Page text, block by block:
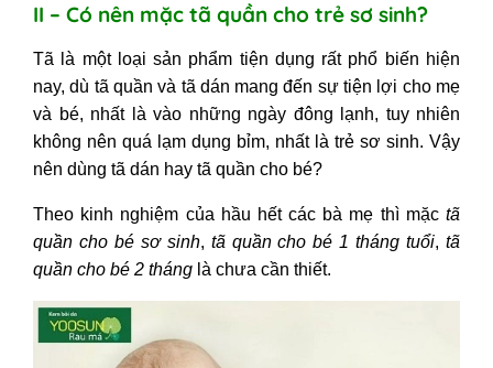
II – Có nên mặc tã quần cho trẻ sơ sinh?
Tã là một loại sản phẩm tiện dụng rất phổ biến hiện
nay, dù tã quần và tã dán mang đến sự tiện lợi cho mẹ
và bé, nhất là vào những ngày đông lạnh, tuy nhiên
không nên quá lạm dụng bỉm, nhất là trẻ sơ sinh. Vậy
nên dùng tã dán hay tã quần cho bé?
Theo kinh nghiệm của hầu hết các bà mẹ thì mặc tã
quần cho bé sơ sinh, tã quần cho bé 1 tháng tuổi,tã
quần cho bé 2 tháng là chưa cần thiết.